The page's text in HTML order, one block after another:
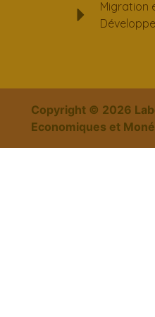
Migration
Copyright © 2026
Economiques et